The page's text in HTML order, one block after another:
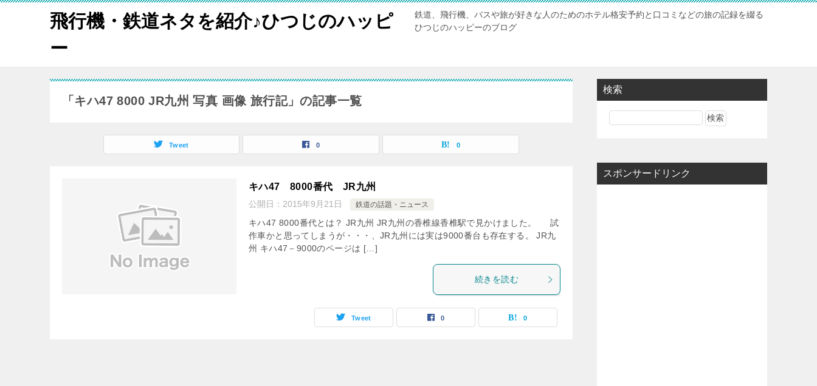
飛行機・鉄道ネタを紹介♪ひつじのハッピ
ー
鉄道、飛行機、バスや旅が好きな人のためのホテル格安予約と口コミなどの旅の記録を綴る
ひつじのハッピーのブログ
「キハ47 8000 JR九州 写真 画像 旅行記」の記事一覧
Tweet 0 0
キハ47 8000番代 JR九州
公開日： 2015年9月21日 鉄道の話題・ニュース
キハ47 8000番代とは？ JR九州 JR九州の香椎線香椎駅で見かけました。 試
作車かと思ってしまうが・・・、JR九州には実は9000番台も存在する。 JR九
州 キハ47－9000のページは […]
続きを読む
Tweet 0 0
検索
スポンサードリンク